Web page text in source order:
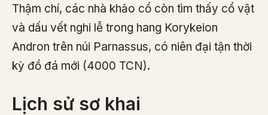
Thậm chí, các nhà khảo cổ còn tìm thấy cổ vật
và dấu vết nghi lễ trong hang Korykeion
Andron trên núi Parnassus, có niên đại tận thời
kỳ đồ đá mới (4000 TCN).
Lịch sử sơ khai